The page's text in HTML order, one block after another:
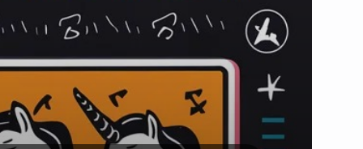
Santé et Forme
Social & Communauté
Tech & Développement
Travail & Productivité
Voyage